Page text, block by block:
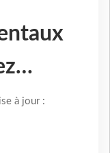
à jour :